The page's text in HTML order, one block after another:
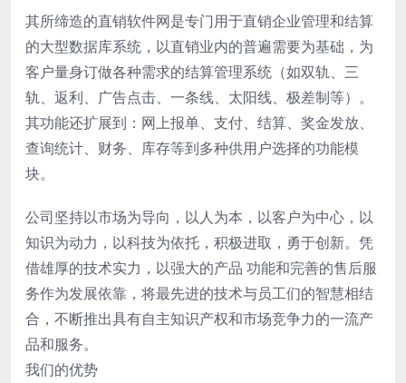
其所缔造的直销软件网是专门用于直销企业管理和结算
的大型数据库系统，以直销业内的普遍需要为基础，为
客户量身订做各种需求的结算管理系统（如双轨、三
轨、返利、广告点击、一条线、太阳线、极差制等）。
其功能还扩展到：网上报单、支付、结算、奖金发放、
查询统计、财务、库存等到多种供用户选择的功能模
块。
公司坚持以市场为导向，以人为本，以客户为中心，以
知识为动力，以科技为依托，积极进取，勇于创新。凭
借雄厚的技术实力，以强大的产品 功能和完善的售后服
务作为发展依靠，将最先进的技术与员工们的智慧相结
合，不断推出具有自主知识产权和市场竞争力的一流产
品和服务。
我们的优势